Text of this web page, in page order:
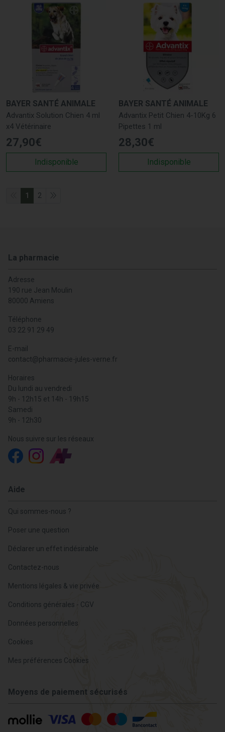
BAYER SANTÉ ANIMALE
Advantix Solution Chien 4 ml
x4 Vétérinaire
27,90€
Indisponible
BAYER SANTÉ ANIMALE
Advantix Petit Chien 4-10Kg 6
Pipettes 1 ml
28,30€
Indisponible
1 2
La pharmacie
Adresse
190 rue Jean Moulin
80000 Amiens
Téléphone
03 22 91 29 49
E-mail
contact@pharmacie-jules-verne.fr
Horaires
Du lundi au vendredi
9h - 12h15 et 14h - 19h15
Samedi
9h - 12h30
Nous suivre sur les réseaux
Aide
Qui sommes-nous ?
Poser une question
Déclarer un effet indésirable
Contactez-nous
Mentions légales & vie privée
Conditions générales - CGV
Données personnelles
Cookies
Mes préférences Cookies
Moyens de paiement sécurisés